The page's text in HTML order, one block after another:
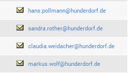
hans.pollmann@hunderdorf.de
sandra.rother@hunderdorf.de
claudia.weidacher@hunderdorf.de
markus.wolf@hunderdorf.de